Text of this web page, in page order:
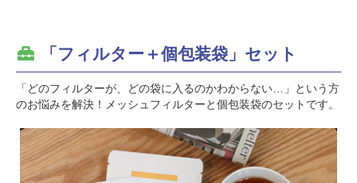
「フィルター＋個包装袋」セット
「どのフィルターが、どの袋に入るのかわからない…」という方
のお悩みを解決！メッシュフィルターと個包装袋のセットです。